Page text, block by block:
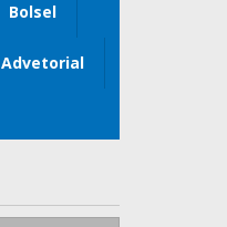
Bolsel
Advetorial